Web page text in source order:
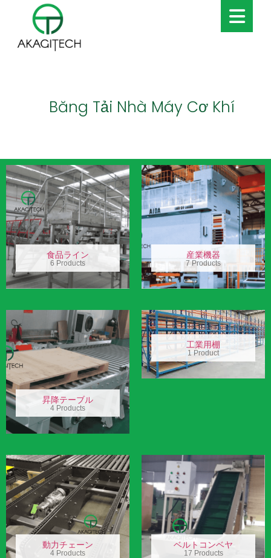
Băng Tải Nhà Máy Cơ Khí
食品ライン
6 Products
産業機器
7 Products
昇降テーブル
4 Products
工業用棚
1 Product
動力チェーン
4 Products
ベルトコンベヤ
17 Products